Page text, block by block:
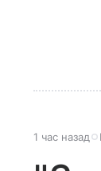
1 час назад